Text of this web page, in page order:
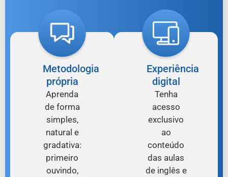
Metodologia
própria
Aprenda
de forma
simples,
natural e
gradativa:
primeiro
ouvindo,
Experiência
digital
Tenha
acesso
exclusivo
ao
conteúdo
das aulas
de inglês e